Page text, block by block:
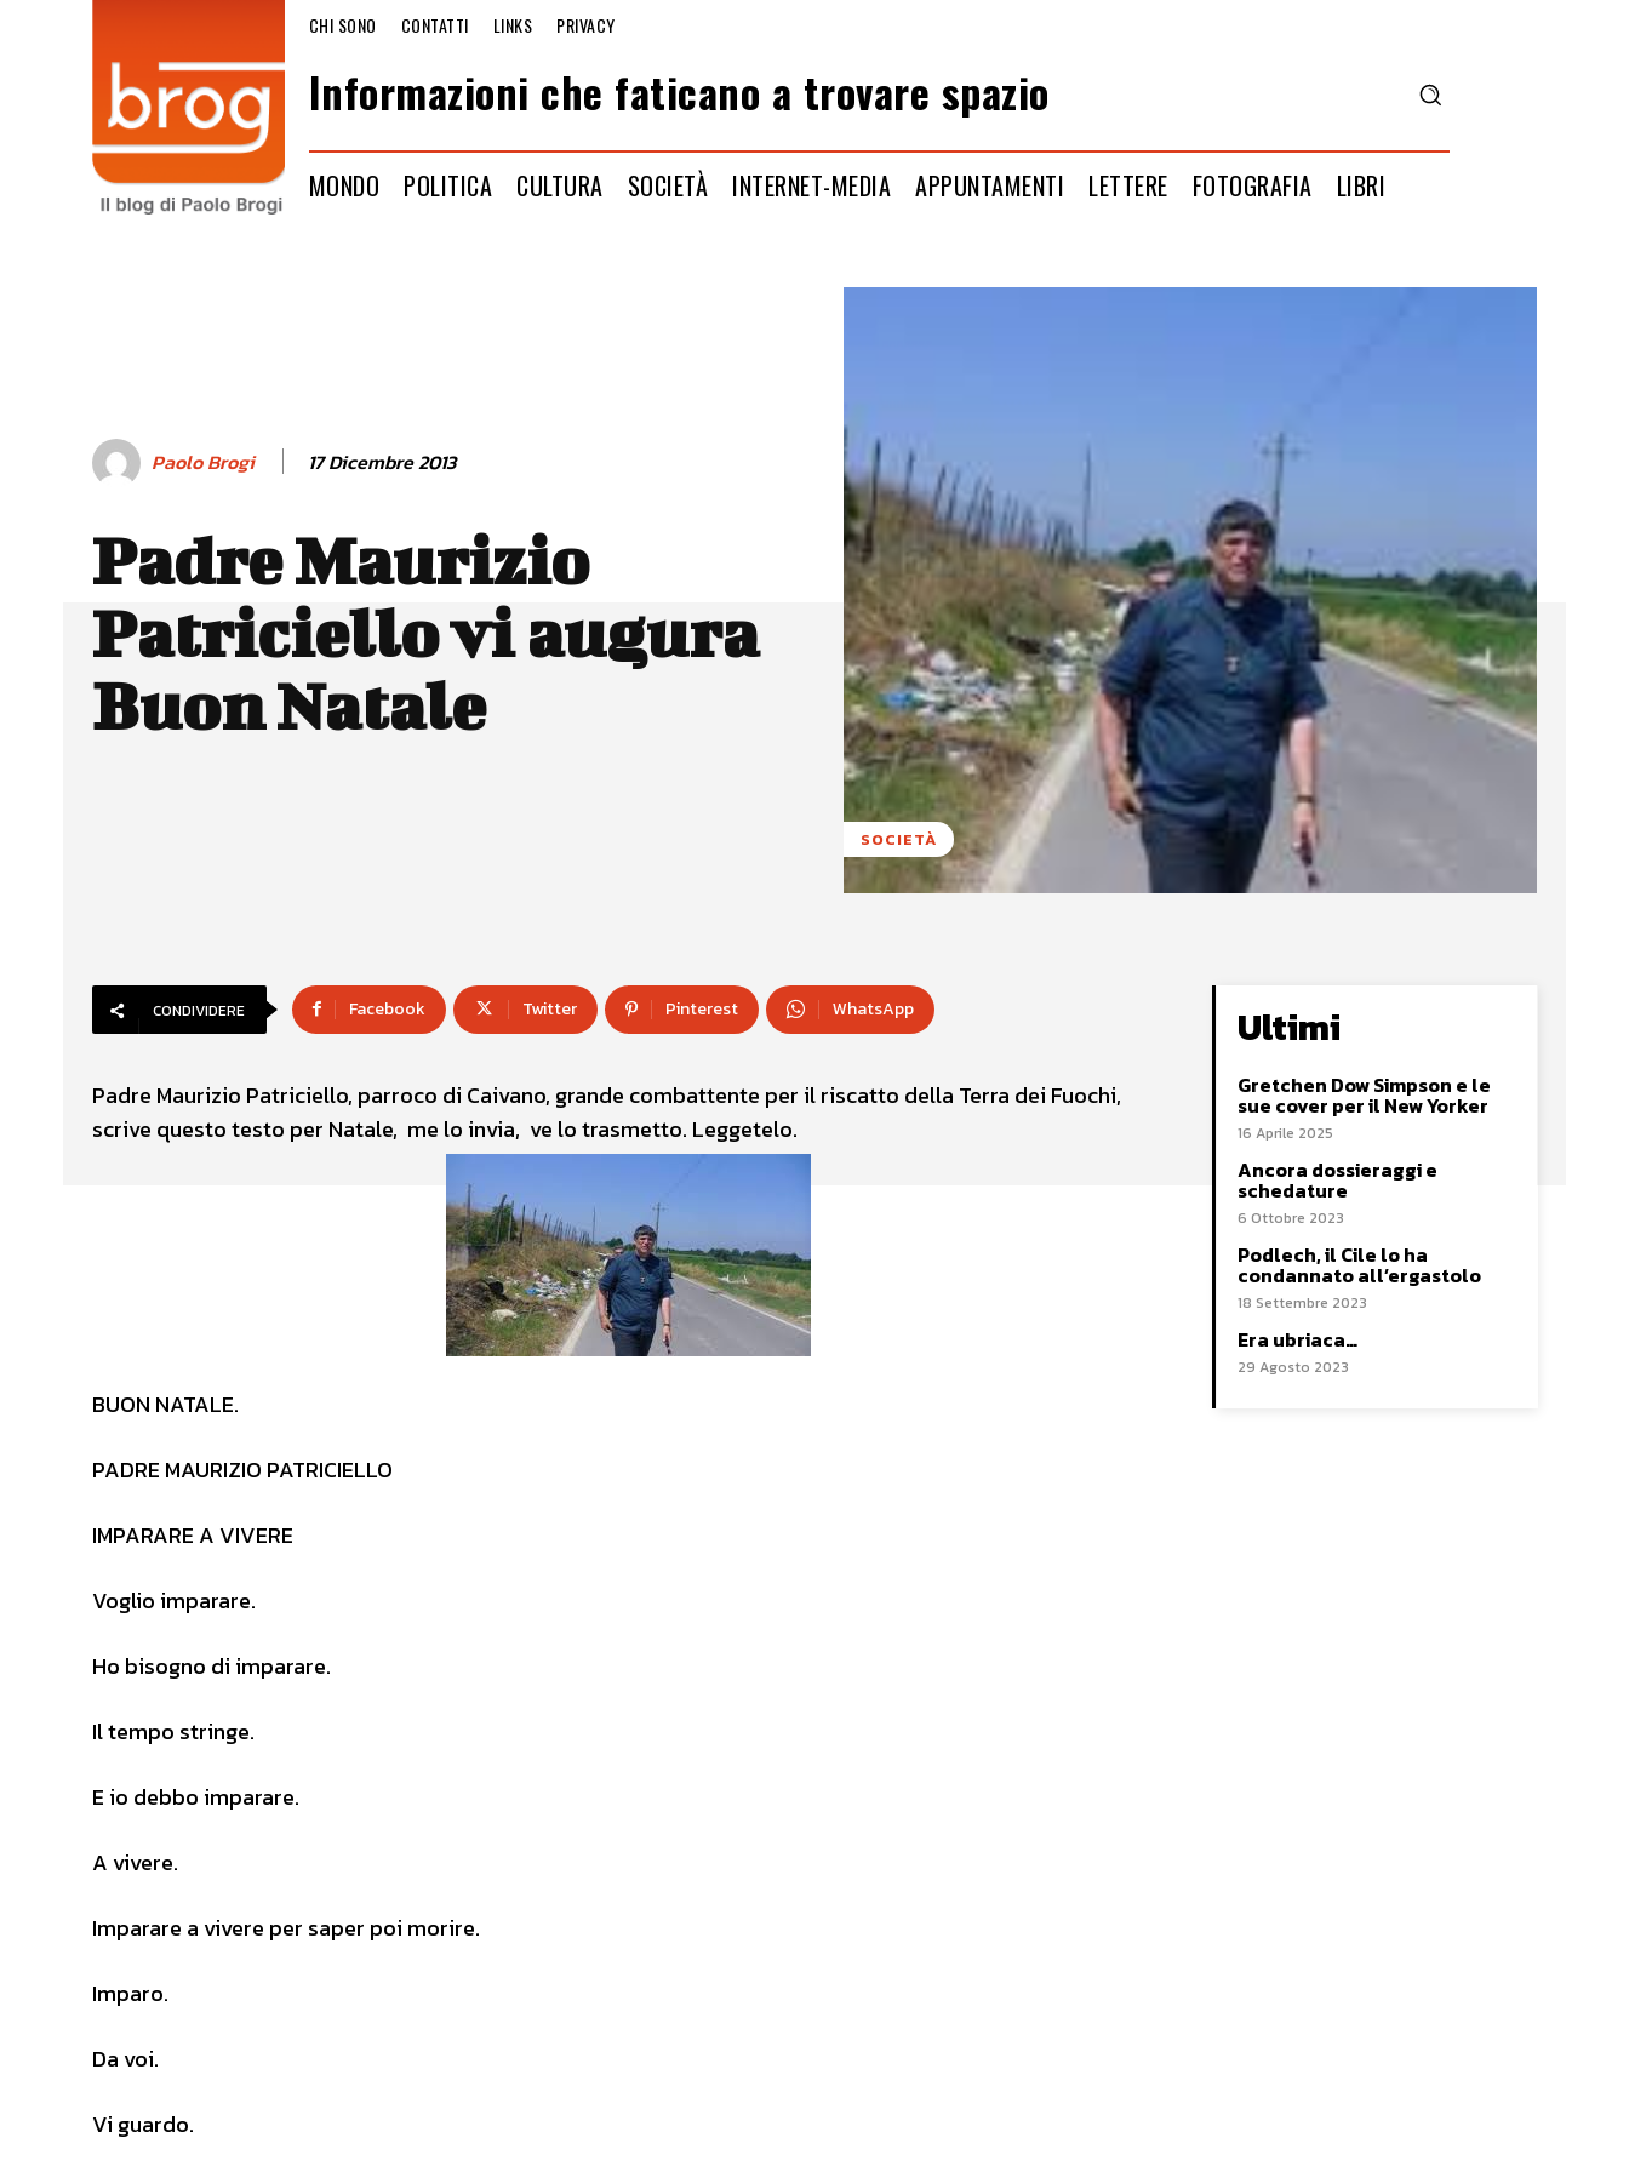
CHI SONO CONTATTI LINKS PRIVACY
Informazioni che faticano a trovare spazio
MONDO POLITICA CULTURA SOCIETÀ INTERNET-MEDIA APPUNTAMENTI LETTERE FOTOGRAFIA LIBRI
Paolo Brogi 17 Dicembre 2013
Padre Maurizio
Patriciello vi augura
Buon Natale
SOCIETÀ
CONDIVIDERE Facebook Twitter Pinterest WhatsApp
Padre Maurizio Patriciello, parroco di Caivano, grande combattente per il riscatto della Terra dei Fuochi,
scrive questo testo per Natale, me lo invia, ve lo trasmetto. Leggetelo.
BUON NATALE.
PADRE MAURIZIO PATRICIELLO
IMPARARE A VIVERE
Voglio imparare.
Ho bisogno di imparare.
Il tempo stringe.
E io debbo imparare.
A vivere.
Imparare a vivere per saper poi morire.
Imparo.
Da voi.
Vi guardo.
Ultimi
Gretchen Dow Simpson e le
sue cover per il New Yorker
16 Aprile 2025
Ancora dossieraggi e
schedature
6 Ottobre 2023
Podlech, il Cile lo ha
condannato all’ergastolo
18 Settembre 2023
Era ubriaca…
29 Agosto 2023